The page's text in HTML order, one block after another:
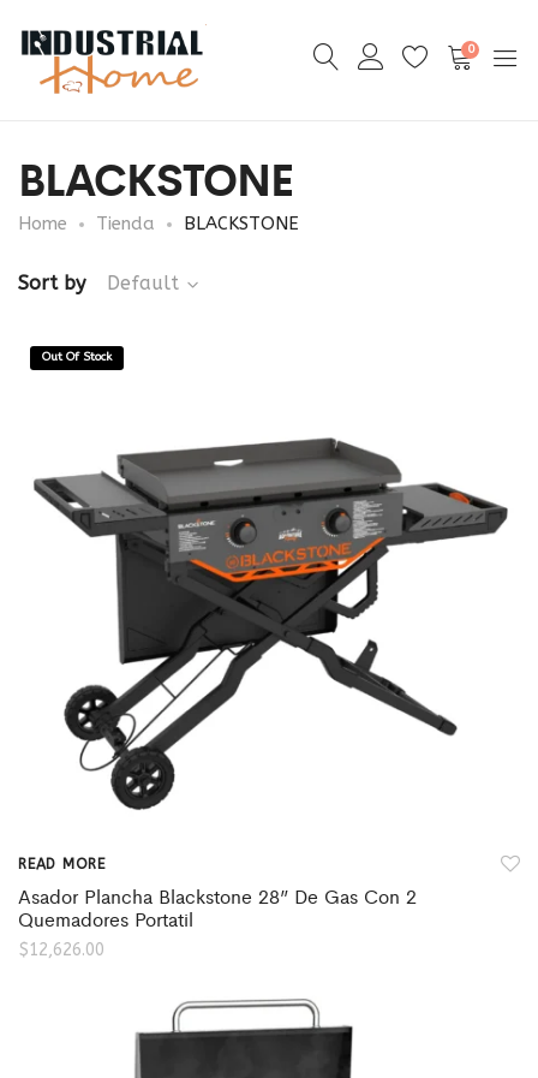
0
BLACKSTONE
Home Tienda BLACKSTONE
Sort by Default
Out Of Stock
READ MORE
Asador Plancha Blackstone 28” De Gas Con 2
Quemadores Portatil
$12,626.00